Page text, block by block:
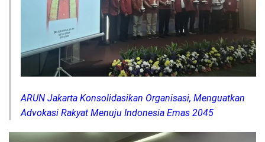
ARUN Jakarta Konsolidasikan Organisasi, Menguatkan
Advokasi Rakyat Menuju Indonesia Emas 2045